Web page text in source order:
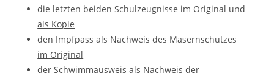
die letzten beiden Schulzeugnisse im Original und
als Kopie
den Impfpass als Nachweis des Masernschutzes
im Original
der Schwimmausweis als Nachweis der